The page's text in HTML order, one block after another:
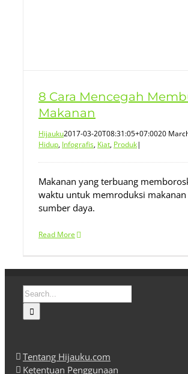
8 Cara Mencegah
Makanan
Hijauku2017-03-20T08:31:05+07:0020
Hidup, Infografis, Kiat, Produk|
Makanan yang terbuang
waktu untuk memroduksi makanan
sumber daya.
Read More
Search
for:
Tentang Hijauku.com
Ketentuan Penggunaan